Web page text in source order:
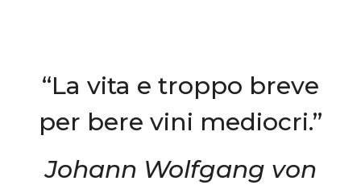
“La vita e troppo breve
per bere vini mediocri.”
Johann Wolfgang von